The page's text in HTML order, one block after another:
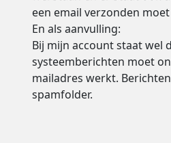
een email verzonden
En als aanvulling:
Bij mijn account staat wel
systeemberichten moet
mailadres werkt.
spamfolder.